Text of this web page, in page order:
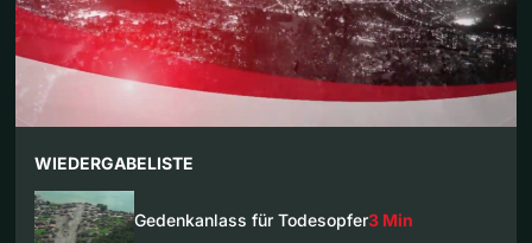
WIEDERGABELISTE
Gedenkanlass für Todesopfer3 Min